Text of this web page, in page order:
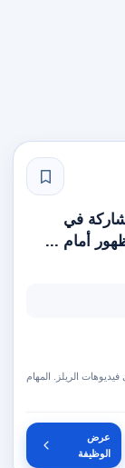
في
أمام ...
الريلز. المهام
عرض
الوظيفة